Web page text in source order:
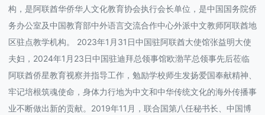
构，是阿联酋华侨华人文化教育协会执行会长单位，是中国国务院侨
务办公室及中国教育部中外语言交流合作中心外派中文教师阿联酋地
区驻点教学机构。 2023年1月31日中国驻阿联酋大使馆张益明大使
夫妇，2024年1月23日中国驻迪拜总领事馆欧渤芊总领事先后莅临
阿联酋侨星教育视察并指导工作，勉励学校师生发扬爱国奉献精神、
牢记培根筑魂使命，身体力行地为中文和中华传统文化的海外传播事
业不断做出新的贡献。2019年11月，联合国第八任秘书长、中国博